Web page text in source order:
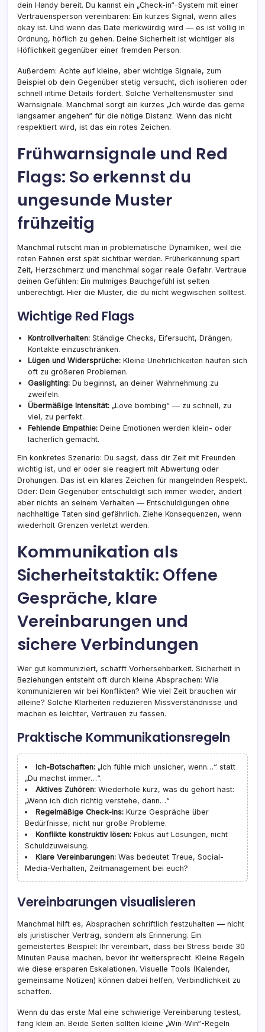
dein Handy bereit. Du kannst ein „Check-in“-System mit einer
Vertrauensperson vereinbaren: Ein kurzes Signal, wenn alles
okay ist. Und wenn das Date merkwürdig wird — es ist völlig in
Ordnung, höflich zu gehen. Deine Sicherheit ist wichtiger als
Höflichkeit gegenüber einer fremden Person.
Außerdem: Achte auf kleine, aber wichtige Signale, zum
Beispiel ob dein Gegenüber stetig versucht, dich isolieren oder
schnell intime Details fordert. Solche Verhaltensmuster sind
Warnsignale. Manchmal sorgt ein kurzes „Ich würde das gerne
langsamer angehen“ für die nötige Distanz. Wenn das nicht
respektiert wird, ist das ein rotes Zeichen.
Frühwarnsignale und Red
Flags: So erkennst du
ungesunde Muster
frühzeitig
Manchmal rutscht man in problematische Dynamiken, weil die
roten Fahnen erst spät sichtbar werden. Früherkennung spart
Zeit, Herzschmerz und manchmal sogar reale Gefahr. Vertraue
deinen Gefühlen: Ein mulmiges Bauchgefühl ist selten
unberechtigt. Hier die Muster, die du nicht wegwischen solltest.
Wichtige Red Flags
Kontrollverhalten: Ständige Checks, Eifersucht, Drängen,
Kontakte einzuschränken.
Lügen und Widersprüche: Kleine Unehrlichkeiten häufen sich
oft zu größeren Problemen.
Gaslighting: Du beginnst, an deiner Wahrnehmung zu
zweifeln.
Übermäßige Intensität: „Love bombing“ — zu schnell, zu
viel, zu perfekt.
Fehlende Empathie: Deine Emotionen werden klein- oder
lächerlich gemacht.
Ein konkretes Szenario: Du sagst, dass dir Zeit mit Freunden
wichtig ist, und er oder sie reagiert mit Abwertung oder
Drohungen. Das ist ein klares Zeichen für mangelnden Respekt.
Oder: Dein Gegenüber entschuldigt sich immer wieder, ändert
aber nichts an seinem Verhalten — Entschuldigungen ohne
nachhaltige Taten sind gefährlich. Ziehe Konsequenzen, wenn
wiederholt Grenzen verletzt werden.
Kommunikation als
Sicherheitstaktik: Offene
Gespräche, klare
Vereinbarungen und
sichere Verbindungen
Wer gut kommuniziert, schafft Vorhersehbarkeit. Sicherheit in
Beziehungen entsteht oft durch kleine Absprachen: Wie
kommunizieren wir bei Konflikten? Wie viel Zeit brauchen wir
alleine? Solche Klarheiten reduzieren Missverständnisse und
machen es leichter, Vertrauen zu fassen.
Praktische Kommunikationsregeln
Ich-Botschaften:„Ich fühle mich unsicher, wenn…“ statt
„Du machst immer…“.
Aktives Zuhören:Wiederhole kurz, was du gehört hast:
„Wenn ich dich richtig verstehe, dann…“
Regelmäßige Check-ins:Kurze Gespräche über
Bedürfnisse, nicht nur große Probleme.
Konflikte konstruktiv lösen:Fokus auf Lösungen, nicht
Schuldzuweisung.
Klare Vereinbarungen:Was bedeutet Treue, Social-
Media-Verhalten, Zeitmanagement bei euch?
Vereinbarungen visualisieren
Manchmal hilft es, Absprachen schriftlich festzuhalten — nicht
als juristischer Vertrag, sondern als Erinnerung. Ein
gemeistertes Beispiel: Ihr vereinbart, dass bei Stress beide 30
Minuten Pause machen, bevor ihr weitersprecht. Kleine Regeln
wie diese ersparen Eskalationen. Visuelle Tools (Kalender,
gemeinsame Notizen) können dabei helfen, Verbindlichkeit zu
schaffen.
Wenn du das erste Mal eine schwierige Vereinbarung testest,
fang klein an. Beide Seiten sollten kleine „Win-Win“-Regeln